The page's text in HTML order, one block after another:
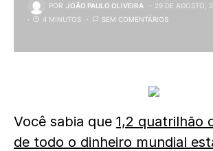
POR JOÃO PAULO OLIVEIRA
29 DE AGOSTO,
4 MINUTOS
SEM COMENTÁRIOS
Você sabia que 1,2 quatrilhão
de todo o dinheiro mundial